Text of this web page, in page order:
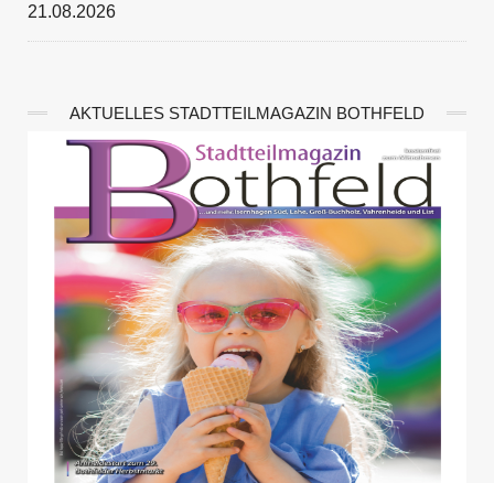
21.08.2026
AKTUELLES STADTTEILMAGAZIN BOTHFELD